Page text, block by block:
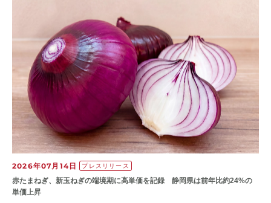
2026年07月14日 プレスリリース
赤たまねぎ、新玉ねぎの端境期に高単価を記録 静岡県は前年比約24%の
単価上昇